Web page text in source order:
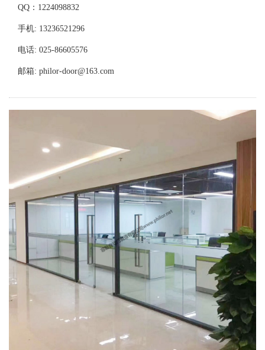
QQ：1224098832
手机: 13236521296
电话: 025-86605576
邮箱: philor-door@163.com